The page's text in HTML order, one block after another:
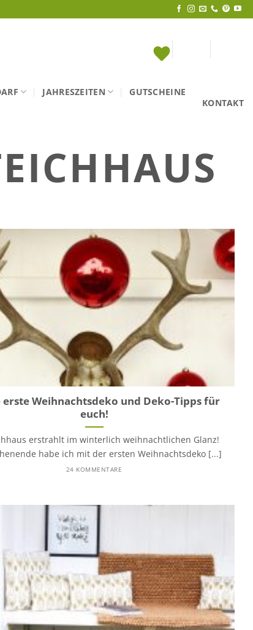
JAHRESZEITEN
GUTSCHEINE
KONTAKT
erste Weihnachtsdeko und Deko-Tipps für
euch!
erstrahlt im winterlich weihnachtlichen Glanz!
habe ich mit der ersten Weihnachtsdeko [...]
24 KOMMENTARE